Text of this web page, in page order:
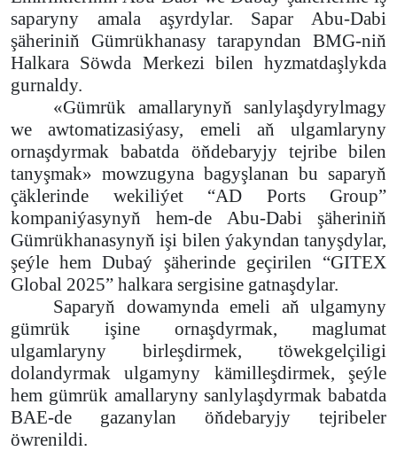
saparyny amala aşyrdylar. Sapar Abu-Dabi
şäheriniň Gümrükhanasy tarapyndan BMG-niň
Halkara Söwda Merkezi bilen hyzmatdaşlykda
gurnaldy.
«Gümrük amallarynyň sanlylaşdyrylmagy
we awtomatizasiýasy, emeli aň ulgamlaryny
ornaşdyrmak babatda öňdebaryjy tejribe bilen
tanyşmak» mowzugyna bagyşlanan bu saparyň
çäklerinde wekiliýet “AD Ports Group”
kompaniýasynyň hem-de Abu-Dabi şäheriniň
Gümrükhanasynyň işi bilen ýakyndan tanyşdylar,
şeýle hem Dubaý şäherinde geçirilen “GITEX
Global 2025” halkara sergisine gatnaşdylar.
Saparyň dowamynda emeli aň ulgamyny
gümrük işine ornaşdyrmak, maglumat
ulgamlaryny birleşdirmek, töwekgelçiligi
dolandyrmak ulgamyny kämilleşdirmek, şeýle
hem gümrük amallaryny sanlylaşdyrmak babatda
BAE-de gazanylan öňdebaryjy tejribeler
öwrenildi.